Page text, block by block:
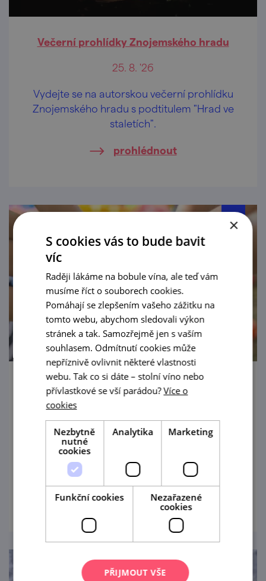
Večerní prohlídky Znojemského hradu
25. 8. '26
Vydejte se na autorskou večerní prohlídku
Znojemského hradu s podtitulem "Hrad ve
staletích".
prohlédnout
Hradní tvoření: Znojmo zblízka
V rámci prázdninového programu "Letní
hradovánky" pořádá i letos Jihomoravské
muzeum ve Znojmě na Znojemském hradě
jejich pra/rodiče.
prohlédnout
×
S cookies vás to bude bavit
víc
Raději lákáme na bobule vína, ale teď vám
musíme říct o souborech cookies.
Pomáhají se zlepšením vašeho zážitku na
tomto webu, abychom sledovali výkon
stránek a tak. Samozřejmě jen s vaším
souhlasem. Odmítnutí cookies může
nepříznivě ovlivnit některé vlastnosti
webu. Tak co si dáte – stolní víno nebo
přívlastkové se vší parádou?Více o
cookies
Nezbytně
nutné
cookies
Analytika Marketing
Funkční cookies
Nezařazené
cookies
PŘIJMOUT VŠE